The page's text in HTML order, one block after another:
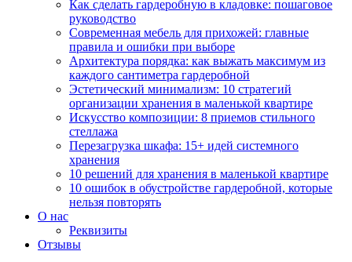
Как сделать гардеробную в кладовке: пошаговое
руководство
Современная мебель для прихожей: главные
правила и ошибки при выборе
Архитектура порядка: как выжать максимум из
каждого сантиметра гардеробной
Эстетический минимализм: 10 стратегий
организации хранения в маленькой квартире
Искусство композиции: 8 приемов стильного
стеллажа
Перезагрузка шкафа: 15+ идей системного
хранения
10 решений для хранения в маленькой квартире
10 ошибок в обустройстве гардеробной, которые
нельзя повторять
О нас
Реквизиты
Отзывы